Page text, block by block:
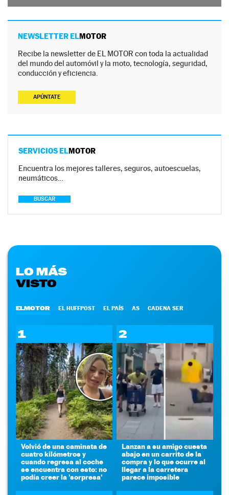
NEWSLETTER ELMOTOR
Recibe la newsletter de EL MOTOR con toda la actualidad
del mundo del automóvil y la moto, tecnología, seguridad,
conducción y eficiencia.
APÚNTATE
SERVICIOS ELMOTOR
Encuentra los mejores talleres, seguros, autoescuelas,
neumáticos…
BUSCAR
LO MÁS
VISTO
ELMOTOR EL HUFFPOST EL PAÍS AS CADENA SER
1
Volvió de una caminata de
cuatro kilómetros y
cuando regresa al coche
se encuentra con esto: no
podía creer la 'sorpresa'
2
Lanzan a su amigo cuesta
abajo en un carrito de la
compra y lo que ocurre al
llegar a la carretera
parece imposible